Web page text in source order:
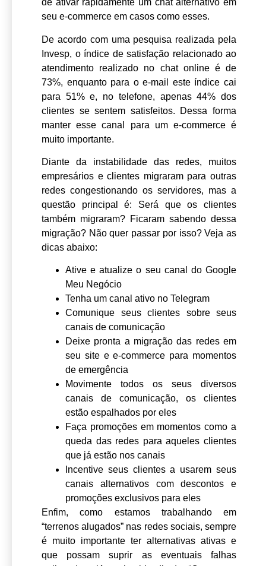
de ativar rapidamente um chat alternativo em
seu e-commerce em casos como esses.
De acordo com uma pesquisa realizada pela
Invesp, o índice de satisfação relacionado ao
atendimento realizado no chat online é de
73%, enquanto para o e-mail este índice cai
para 51% e, no telefone, apenas 44% dos
clientes se sentem satisfeitos. Dessa forma
manter esse canal para um e-commerce é
muito importante.
Diante da instabilidade das redes, muitos
empresários e clientes migraram para outras
redes congestionando os servidores, mas a
questão principal é: Será que os clientes
também migraram? Ficaram sabendo dessa
migração? Não quer passar por isso? Veja as
dicas abaixo:
Ative e atualize o seu canal do Google
Meu Negócio
Tenha um canal ativo no Telegram
Comunique seus clientes sobre seus
canais de comunicação
Deixe pronta a migração das redes em
seu site e e-commerce para momentos
de emergência
Movimente todos os seus diversos
canais de comunicação, os clientes
estão espalhados por eles
Faça promoções em momentos como a
queda das redes para aqueles clientes
que já estão nos canais
Incentive seus clientes a usarem seus
canais alternativos com descontos e
promoções exclusivos para eles
Enfim, como estamos trabalhando em
“terrenos alugados” nas redes sociais, sempre
é muito importante ter alternativas ativas e
que possam suprir as eventuais falhas